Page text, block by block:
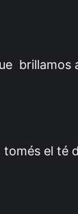
brillamos
el té